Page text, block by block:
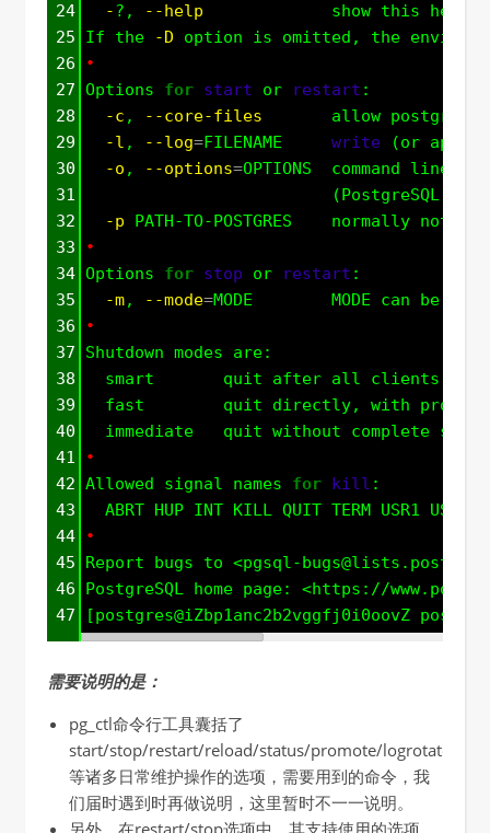
24 -?, --help
             show this help,
25
If the -D option is omitted, the
26
•
27 Options for start or restart :
28
-c , --core-files
allow postgres
29
-l , --log=FILENAME write (or
30
-o , --options=OPTIONS  command line
31
(PostgreSQL
32
-p PATH-TO-POSTGRES    normally not
33
•
34 Options for stop or restart :
35
-m, --mode=MODE        MODE can be
36
•
37
Shutdown modes are:
38
smart       quit after all clients
39
fast        quit directly, with proper
40
immediate   quit without complete
41
•
42 Allowed signal names for kill :
43
  ABRT HUP INT KILL QUIT TERM USR1 USR2
44
•
45
Report bugs to <pgsql-
46
PostgreSQL home page: <https://
47
[postgres@iZbp1anc2b2vggfj0i0oovZ
需要说明的是：
pg_ctl命令行工具囊括了
start/stop/restart/reload/status/promote/logrotate/init
等诸多日常维护操作的选项，需要用到的命令，我
们届时遇到时再做说明，这里暂时不一一说明。